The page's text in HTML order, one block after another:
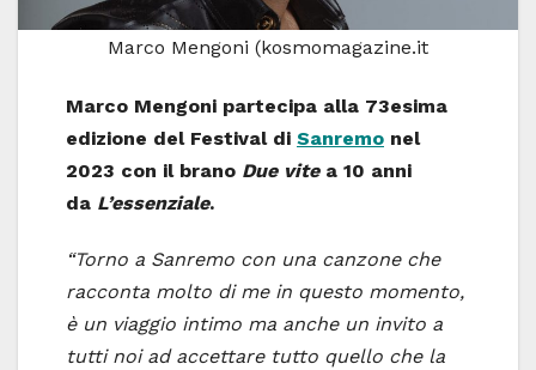
Marco Mengoni (kosmomagazine.it
Marco Mengoni partecipa alla 73esima
edizione del Festival di Sanremo nel
2023 con il brano Due vite a 10 anni
da L’essenziale.
“Torno a Sanremo con una canzone che
racconta molto di me in questo momento,
è un viaggio intimo ma anche un invito a
tutti noi ad accettare tutto quello che la